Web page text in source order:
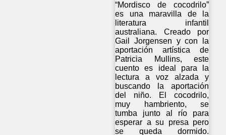
“Mordisco de cocodrilo”
es una maravilla de la
literatura infantil
australiana. Creado por
Gail Jorgensen y con la
aportación artística de
Patricia Mullins, este
cuento es ideal para la
lectura a voz alzada y
buscando la aportación
del niño. El cocodrilo,
muy hambriento, se
tumba junto al río para
esperar a su presa pero
se queda dormido.